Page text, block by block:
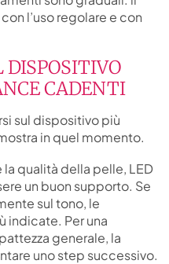
l’uso regolare e con
DISPOSITIVO
CADENTI
sul dispositivo più
in quel momento.
la qualità della pelle, LED
un buon supporto. Se
sul tono, le
indicate. Per una
generale, la
uno step successivo.